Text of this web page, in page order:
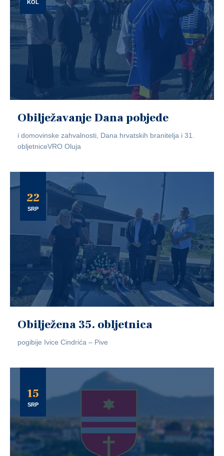
KOL
Obilježavanje Dana pobjede
i domovinske zahvalnosti, Dana hrvatskih branitelja i 31.
obljetniceVRO Oluja
22
SRP
Obilježena 35. obljetnica
pogibije Ivice Cindrića – Pive
15
SRP